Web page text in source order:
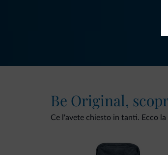
Be Original,
Ce l'avete chiesto in tanti. Ecco